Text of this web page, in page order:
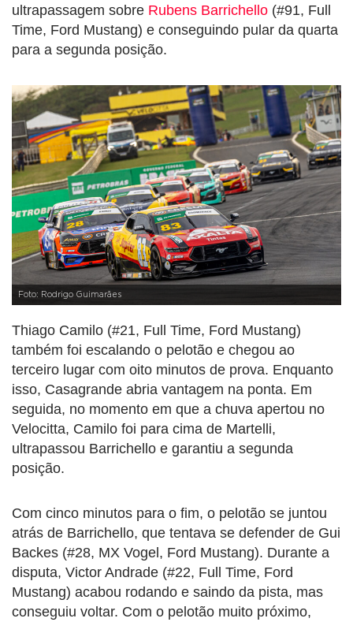
ultrapassagem sobre Rubens Barrichello (#91, Full
Time, Ford Mustang) e conseguindo pular da quarta
para a segunda posição.
Foto: Rodrigo Guimarães
Thiago Camilo (#21, Full Time, Ford Mustang)
também foi escalando o pelotão e chegou ao
terceiro lugar com oito minutos de prova. Enquanto
isso, Casagrande abria vantagem na ponta. Em
seguida, no momento em que a chuva apertou no
Velocitta, Camilo foi para cima de Martelli,
ultrapassou Barrichello e garantiu a segunda
posição.
Com cinco minutos para o fim, o pelotão se juntou
atrás de Barrichello, que tentava se defender de Gui
Backes (#28, MX Vogel, Ford Mustang). Durante a
disputa, Victor Andrade (#22, Full Time, Ford
Mustang) acabou rodando e saindo da pista, mas
conseguiu voltar. Com o pelotão muito próximo,